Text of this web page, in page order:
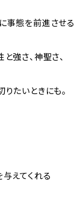
態を前進させる
さ、神聖さ、
たいときにも。
えてくれる